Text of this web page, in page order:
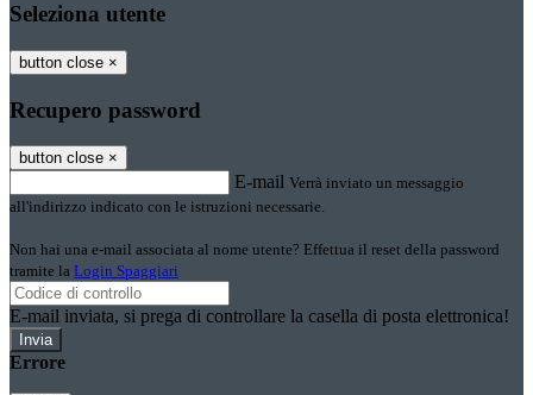
Seleziona utente
button close ×
Recupero password
button close ×
E-mail Verrà inviato un messaggio
all'indirizzo indicato con le istruzioni necessarie.
Non hai una e-mail associata al nome utente? Effettua il reset della password
tramite la Login Spaggiari
E-mail inviata, si prega di controllare la casella di posta elettronica!
Errore